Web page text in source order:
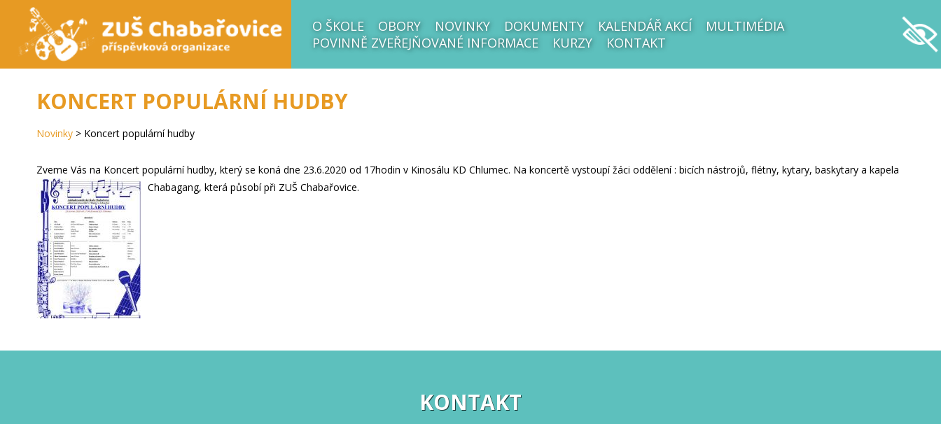
O ŠKOLE OBORY NOVINKY DOKUMENTY KALENDÁŘ AKCÍ
MULTIMÉDIA
POVINNĚ ZVEŘEJŇOVANÉ INFORMACE
KURZY KONTAKT
KONCERT POPULÁRNÍ HUDBY
Novinky > Koncert populární hudby
Zveme Vás na Koncert populární hudby, který se koná dne 23.6.2020 od 17hodin v Kinosálu KD Chlumec. Na koncertě vystoupí žáci oddělení : bicích nástrojů, flétny, kytary, baskytary a kapela
Chabagang, která působí při ZUŠ Chabařovice.
KONTAKT